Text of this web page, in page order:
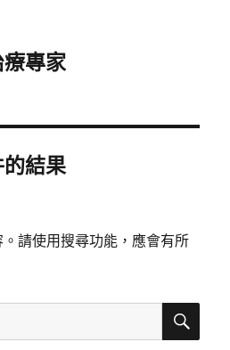
專家
結果
請使用搜尋功能，應會有所
搜